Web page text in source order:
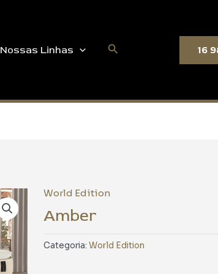
Nossas Linhas Pesquisar 16
World Edition
Amber
Categoria: World Edition